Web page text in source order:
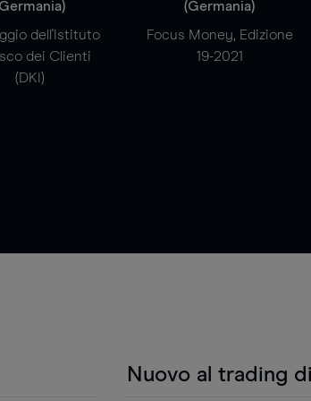
dell'Istituto
dei Clienti
(DKI)
(Germania)
Focus Money, Edizione
19-2021
Nuovo al trading